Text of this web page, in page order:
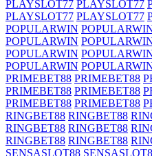
PLAYSLOT77 PLAYSLOT77
PLAYSLOT77 PLAYSLOT77
POPULARWIN
POPULARWIN
POPULARWIN
POPULARWIN
PRIMEBET88 PRIMEBET88
PRIMEBET88 PRIMEBET88
PRIMEBET88 PRIMEBET88
RINGBET88 RINGBET88
RINGBET88 RINGBET88
RINGBET88 RINGBET88
SENSASLOT88